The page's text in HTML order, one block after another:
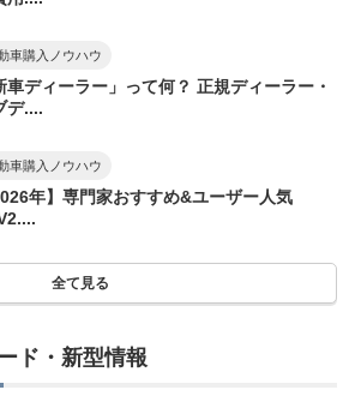
車購入ノウハウ
車ディーラー」って何？ 正規ディーラー・
デ....
車購入ノウハウ
年】専門家おすすめ&ユーザー人気
全て見る
ド・新型情報